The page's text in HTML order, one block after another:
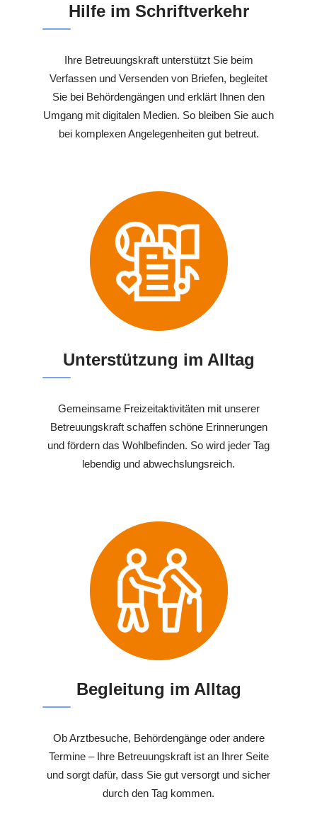
Hilfe im Schriftverkehr
Ihre Betreuungskraft unterstützt Sie beim
Verfassen und Versenden von Briefen, begleitet
Sie bei Behördengängen und erklärt Ihnen den
Umgang mit digitalen Medien. So bleiben Sie auch
bei komplexen Angelegenheiten gut betreut.
Unterstützung im Alltag
Gemeinsame Freizeitaktivitäten mit unserer
Betreuungskraft schaffen schöne Erinnerungen
und fördern das Wohlbefinden. So wird jeder Tag
lebendig und abwechslungsreich.
Begleitung im Alltag
Ob Arztbesuche, Behördengänge oder andere
Termine – Ihre Betreuungskraft ist an Ihrer Seite
und sorgt dafür, dass Sie gut versorgt und sicher
durch den Tag kommen.